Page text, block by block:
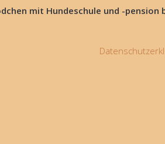
mit Hundeschule und -